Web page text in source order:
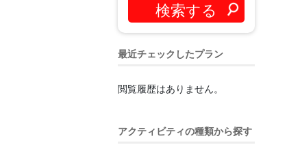
最近チェックしたプラン
閲覧履歴はありません。
アクティビティの種類から探す